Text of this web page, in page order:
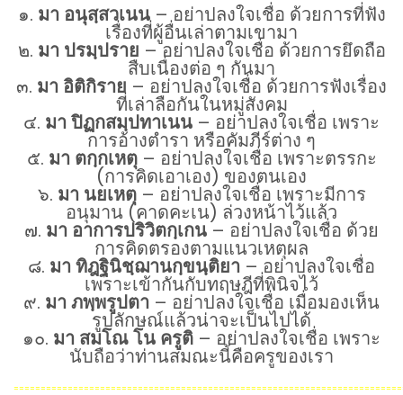
๑. มา อนุสฺสวเนน– อย่าปลงใจเชื่อ ด้วยการที่ฟัง
เรื่องที่ผู้อื่นเล่าตามเขามา
๒. มา ปรมฺปราย – อย่าปลงใจเชื่อ ด้วยการยึดถือ
สืบเนื่องต่อ ๆ กันมา
๓. มา อิติกิราย – อย่าปลงใจเชื่อ ด้วยการฟังเรื่อง
ที่เล่าลือกันในหมู่สังคม
๔. มา ปิฏกสมฺปทาเนน – อย่าปลงใจเชื่อ เพราะ
การอ้างตำรา หรือคัมภีร์ต่าง ๆ
๕. มา ตกฺกเหตุ – อย่าปลงใจเชื่อ เพราะตรรกะ
(การคิดเอาเอง) ของตนเอง
๖. มา นยเหตุ – อย่าปลงใจเชื่อ เพราะมีการ
อนุมาน (คาดคะเน) ล่วงหน้าไว้แล้ว
๗. มา อาการปริวิตกฺเกน– อย่าปลงใจเชื่อ ด้วย
การคิดตรองตามแนวเหตุผล
๘. มา ทิฎฐินิชฺฌานกฺขนฺติยา – อย่าปลงใจเชื่อ
เพราะเข้ากันกับทฤษฎีที่พินิจไว้
๙. มา ภพฺพรูปตา – อย่าปลงใจเชื่อ เมื่อมองเห็น
รูปลักษณ์แล้วน่าจะเป็นไปได้
๑๐. มา สมโณ โน ครูติ – อย่าปลงใจเชื่อ เพราะ
นับถือว่าท่านสมณะนี้คือครูของเรา
————————————————————-